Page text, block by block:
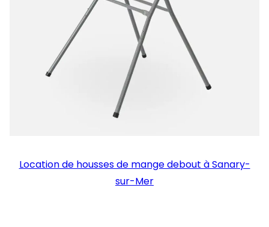
Location de housses de mange debout à Sanary-
sur-Mer